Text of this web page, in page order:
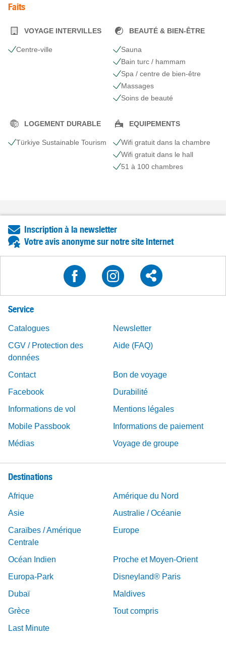
Faits
VOYAGE INTERVILLES
Centre-ville
BEAUTÉ & BIEN-ÊTRE
Sauna
Bain turc / hammam
Spa / centre de bien-être
Massages
Soins de beauté
LOGEMENT DURABLE
Türkiye Sustainable Tourism
EQUIPEMENTS
Wifi gratuit dans la chambre
Wifi gratuit dans le hall
51 à 100 chambres
Inscription à la newsletter
Votre avis anonyme sur notre site Internet
Service
Catalogues
Newsletter
CGV / Protection des
données
Aide (FAQ)
Contact
Bon de voyage
Facebook
Durabilité
Informations de vol
Mentions légales
Mobile Passbook
Informations de paiement
Médias
Voyage de groupe
Destinations
Afrique
Amérique du Nord
Asie
Australie / Océanie
Caraïbes / Amérique
Centrale
Europe
Océan Indien
Proche et Moyen-Orient
Europa-Park
Disneyland® Paris
Dubaï
Maldives
Grèce
Tout compris
Last Minute